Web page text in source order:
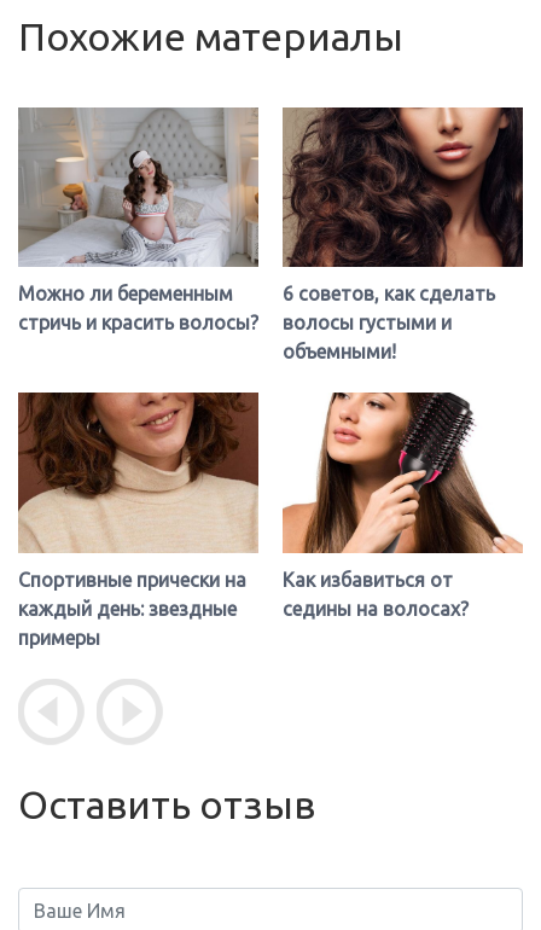
Похожие материалы
Можно ли беременным
стричь и красить волосы?
Спортивные прически на
каждый день: звездные
примеры
6 советов, как сделать
волосы густыми и
объемными!
Как избавиться от
седины на волосах?
Оставить отзыв